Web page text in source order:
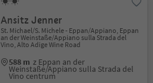
Ansitz Jenner
St. Michael/S. Michele - Eppan/Appiano, Eppan
an der Weinstaße/Appiano sulla Strada del
Vino, Alto Adige Wine Road
588 m z Eppan an der
Weinstaße/Appiano sulla Strada del
Vino centrum